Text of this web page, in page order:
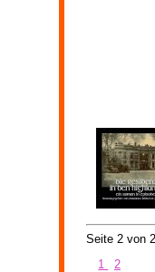
Seite 2 von 2
1
2